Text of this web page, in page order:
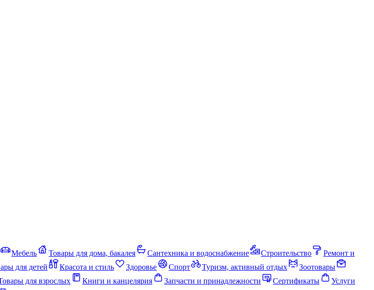
Мебель Товары для дома, бакалея Сантехника и водоснабжение Строительство
Ремонт и
для детей Красота и стиль Здоровье Спорт Туризм, активный отдых
Зоотовары
для взрослых Книги и канцелярия Запчасти и принадлежности Сертификаты
Услуги